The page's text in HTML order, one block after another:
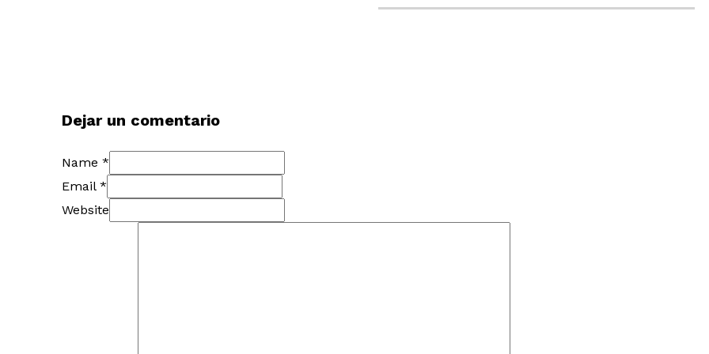
Dejar un comentario
Name *
Email *
Website